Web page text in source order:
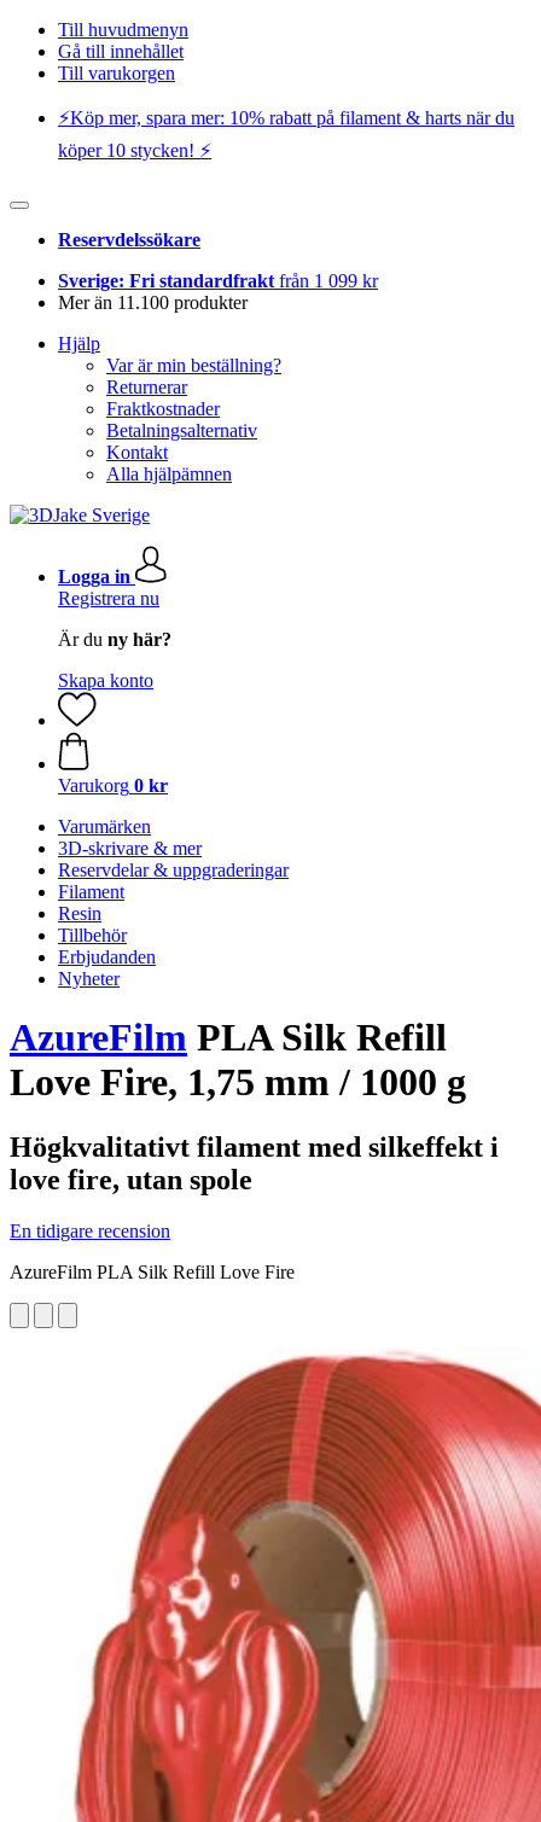
Till huvudmenyn
Gå till innehållet
Till varukorgen
⚡️Köp mer, spara mer: 10% rabatt på filament & harts när du
köper 10 stycken! ⚡️
Reservdelssökare
Sverige: Fri standardfrakt från 1 099 kr
Mer än 11.100 produkter
Hjälp
Var är min beställning?
Returnerar
Fraktkostnader
Betalningsalternativ
Kontakt
Alla hjälpämnen
Logga in
Registrera nu
Är du ny här?
Skapa konto
Varukorg 0 kr
Varumärken
3D-skrivare & mer
Reservdelar & uppgraderingar
Filament
Resin
Tillbehör
Erbjudanden
Nyheter
AzureFilm PLA Silk Refill
Love Fire, 1,75 mm / 1000 g
Högkvalitativt filament med silkeffekt i
love fire, utan spole
En tidigare recension
AzureFilm PLA Silk Refill Love Fire